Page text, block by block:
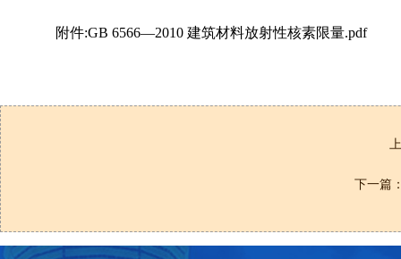
附件:GB 6566—2010 建筑材料放射性核素限量.pdf
下一篇